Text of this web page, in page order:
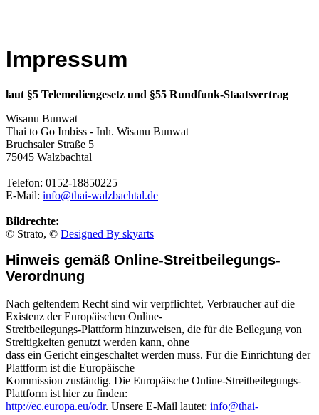
Impressum
laut §5 Telemediengesetz und §55 Rundfunk-Staatsvertrag
Wisanu Bunwat
Thai to Go Imbiss - Inh. Wisanu Bunwat
Bruchsaler Straße 5
75045 Walzbachtal
Telefon: 0152-18850225
E-Mail: info@thai-walzbachtal.de
Bildrechte:
© Strato, © Designed By skyarts
Hinweis gemäß Online-Streitbeilegungs-
Verordnung
Nach geltendem Recht sind wir verpflichtet, Verbraucher auf die
Existenz der Europäischen Online-
Streitbeilegungs-Plattform hinzuweisen, die für die Beilegung von
Streitigkeiten genutzt werden kann, ohne
dass ein Gericht eingeschaltet werden muss. Für die Einrichtung der
Plattform ist die Europäische
Kommission zuständig. Die Europäische Online-Streitbeilegungs-
Plattform ist hier zu finden:
http://ec.europa.eu/odr. Unsere E-Mail lautet: info@thai-